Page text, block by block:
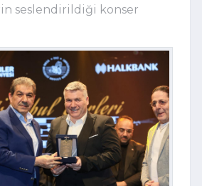
seslendirildiği konser